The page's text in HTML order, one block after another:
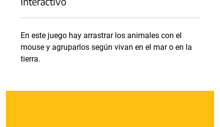
En este juego hay arrastrar los animales con el
mouse y agruparlos según vivan en el mar o en la
tierra.